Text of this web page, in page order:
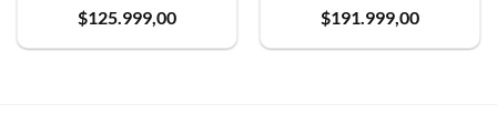
✕
$125.999,00 $191.999,00